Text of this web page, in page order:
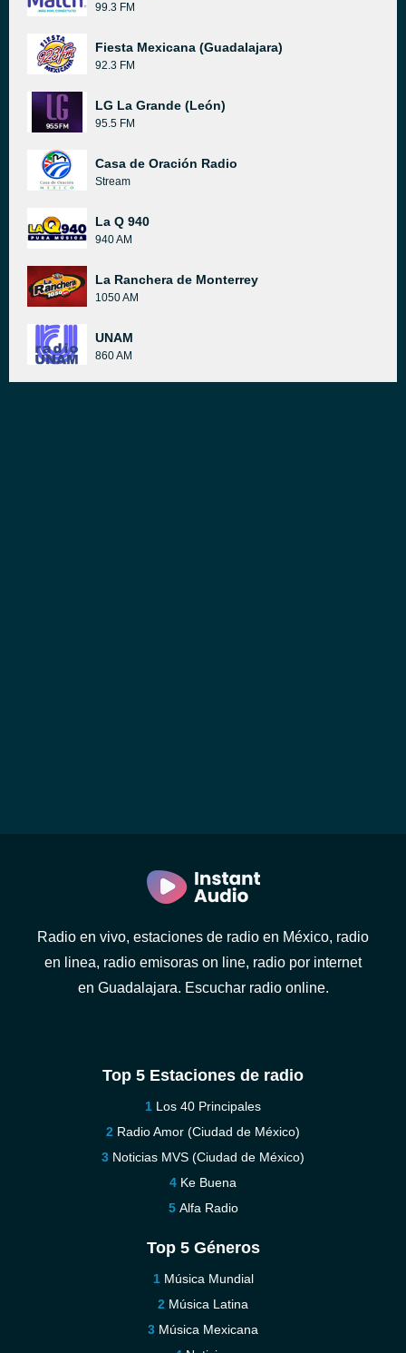
99.3 FM
Fiesta Mexicana (Guadalajara)
92.3 FM
LG La Grande (León)
95.5 FM
Casa de Oración Radio
Stream
La Q 940
940 AM
La Ranchera de Monterrey
1050 AM
UNAM
860 AM
Radio en vivo, estaciones de radio en México, radio
en linea, radio emisoras on line, radio por internet
en Guadalajara. Escuchar radio online.
Top 5 Estaciones de radio
Los 40 Principales
Radio Amor (Ciudad de México)
Noticias MVS (Ciudad de México)
Ke Buena
Alfa Radio
Top 5 Géneros
Música Mundial
Música Latina
Música Mexicana